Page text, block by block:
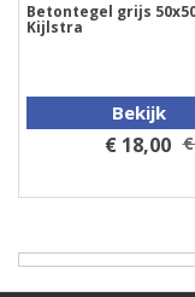
Betontegel grijs
Kijlstra
Bekijk
€ 18,00